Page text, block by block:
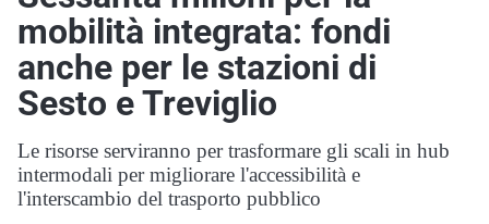
mobilità integrata: fondi
anche per le stazioni di
Sesto e Treviglio
Le risorse serviranno per trasformare gli scali in hub
intermodali per migliorare l'accessibilità e
l'interscambio del trasporto pubblico